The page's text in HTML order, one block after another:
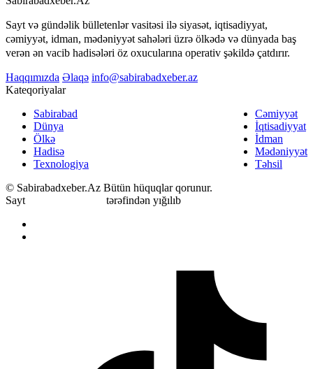
Sayt və gündəlik bülletenlər vasitəsi ilə siyasət, iqtisadiyyat,
cəmiyyət, idman, mədəniyyət sahələri üzrə ölkədə və dünyada baş
verən ən vacib hadisələri öz oxucularına operativ şəkildə çatdırır.
Haqqımızda Əlaqə info@sabirabadxeber.az
Kateqoriyalar
Sabirabad
Dünya
Ölkə
Hadisə
Texnologiya
Cəmiyyət
İqtisadiyyat
İdman
Mədəniyyət
Təhsil
© Sabirabadxeber.Az Bütün hüquqlar qorunur.
Sayt
tərəfindən yığılıb